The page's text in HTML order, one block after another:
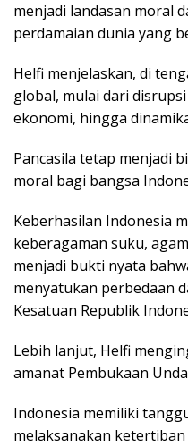
menjadi landasan moral
perdamaian dunia yang
Helfi menjelaskan, di
global, mulai dari
ekonomi, hingga
Pancasila tetap menjadi
moral bagi bangsa
Keberhasilan Indonesia
keberagaman suku,
menjadi bukti nyata
menyatukan perbedaan
Kesatuan Republik
Lebih lanjut, Helfi
amanat Pembukaan
Indonesia memiliki
melaksanakan